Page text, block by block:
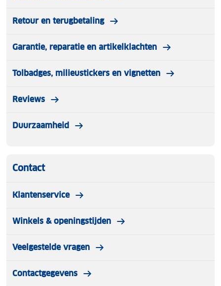
Retour en terugbetaling
Garantie, reparatie en artikelklachten
Tolbadges, milieustickers en vignetten
Reviews
Duurzaamheid
Contact
Klantenservice
Winkels & openingstijden
Veelgestelde vragen
Contactgegevens